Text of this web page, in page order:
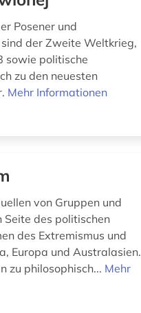
Posener und
der Zweite Weltkrieg,
sowie politische
zu den neuesten
Mehr Informationen
von Gruppen und
Seite des politischen
des Extremismus und
Europa und Australasien.
zu philosophisch... Mehr